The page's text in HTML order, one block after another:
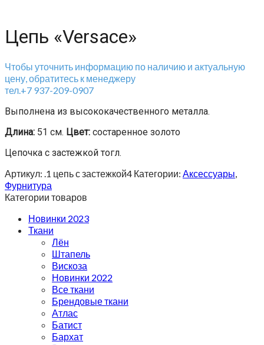
Цепь «Versace»
Чтобы уточнить информацию по наличию и актуальную
цену, обратитесь к менеджеру
тел.+7 937-209-0907
Выполнена из высококачественного металла.
Длина: 51 см. Цвет: состаренное золото
Цепочка с застежкой тогл.
Артикул: .1 цепь с застежкой4 Категории: Аксессуары,
Фурнитура
Категории товаров
Новинки 2023
Ткани
Лён
Штапель
Вискоза
Новинки 2022
Все ткани
Брендовые ткани
Атлас
Батист
Бархат